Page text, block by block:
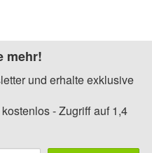
mehr!
und erhalte exklusive
- Zugriff auf 1,4